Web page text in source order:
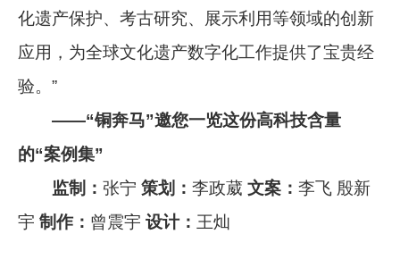
化遗产保护、考古研究、展示利用等领域的创新
应用，为全球文化遗产数字化工作提供了宝贵经
验。”
——“铜奔马”邀您一览这份高科技含量
的“案例集”
监制：张宁策划：李政葳文案：李飞 殷新
宇制作： 曾震宇设计： 王灿